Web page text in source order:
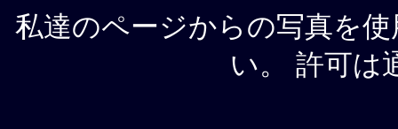
私達のページからの写真を
い。 許可は